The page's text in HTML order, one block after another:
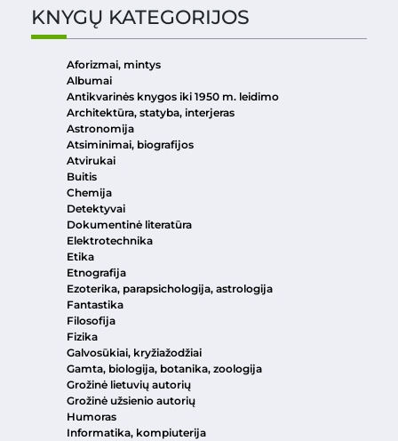
KNYGŲ KATEGORIJOS
Aforizmai, mintys
Albumai
Antikvarinės knygos iki 1950 m. leidimo
Architektūra, statyba, interjeras
Astronomija
Atsiminimai, biografijos
Atvirukai
Buitis
Chemija
Detektyvai
Dokumentinė literatūra
Elektrotechnika
Etika
Etnografija
Ezoterika, parapsichologija, astrologija
Fantastika
Filosofija
Fizika
Galvosūkiai, kryžiažodžiai
Gamta, biologija, botanika, zoologija
Grožinė lietuvių autorių
Grožinė užsienio autorių
Humoras
Informatika, kompiuterija